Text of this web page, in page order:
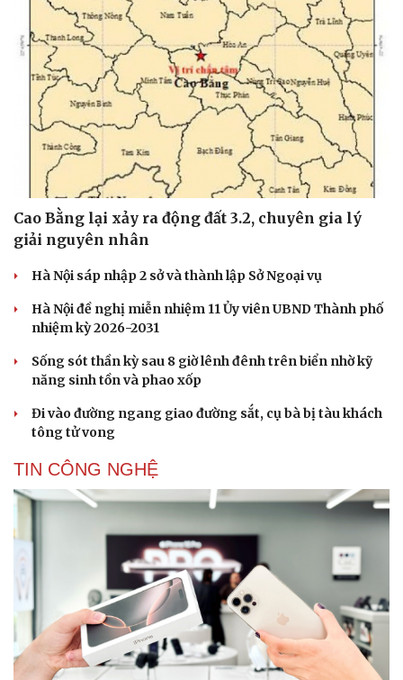
Cao Bằng lại xảy ra động đất 3.2, chuyên gia lý
giải nguyên nhân
Hà Nội sáp nhập 2 sở và thành lập Sở Ngoại vụ
Hà Nội đề nghị miễn nhiệm 11 Ủy viên UBND Thành phố
nhiệm kỳ 2026-2031
Sống sót thần kỳ sau 8 giờ lênh đênh trên biển nhờ kỹ
năng sinh tồn và phao xốp
Đi vào đường ngang giao đường sắt, cụ bà bị tàu khách
tông tử vong
TIN CÔNG NGHỆ